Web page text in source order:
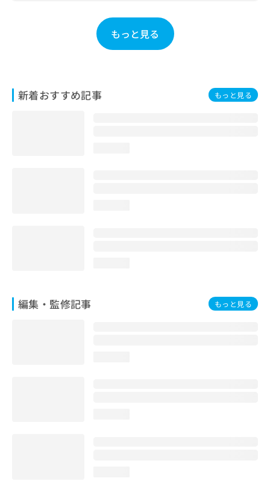
もっと見る
新着おすすめ記事 もっと見る
編集・監修記事 もっと見る
こ
ち